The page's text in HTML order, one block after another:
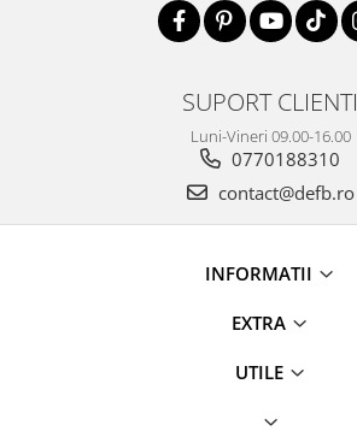
SUPORT CLIENTI
Luni-Vineri 09.00-16.00
0770188310
contact@defb.ro
INFORMATII
EXTRA
UTILE